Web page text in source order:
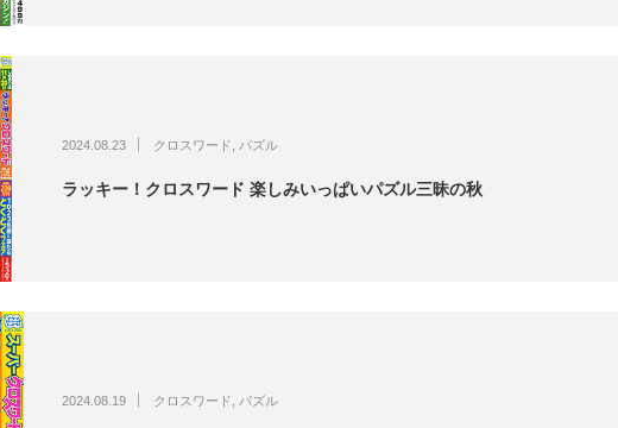
2024.08.23 クロスワード パズル
ラッキー！クロスワード 楽しみいっぱいパズル三昧の秋
2024.08.19 クロスワード パズル